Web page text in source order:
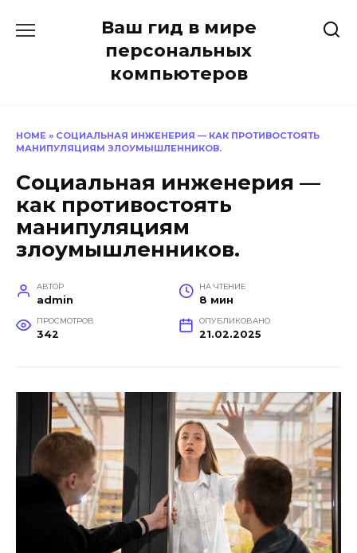
Ваш гид в мире
персональных
компьютеров
HOME » СОЦИАЛЬНАЯ ИНЖЕНЕРИЯ — КАК ПРОТИВОСТОЯТЬ
МАНИПУЛЯЦИЯМ ЗЛОУМЫШЛЕННИКОВ.
Социальная инженерия —
как противостоять
манипуляциям
злоумышленников.
АВТОР
admin
НА ЧТЕНИЕ
8 мин
ПРОСМОТРОВ
342
ОПУБЛИКОВАНО
21.02.2025